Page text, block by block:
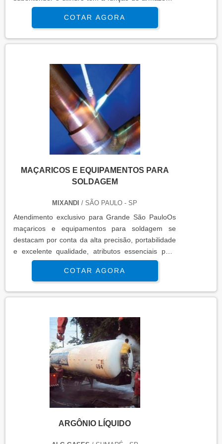
as misturas de gases de forma segura para que
seja realizada a aplicação dos gases de forma
efetiva no momento da solda. Detalhes importantes
do material A mistura armazenada no cilindro de
armazena a mistura de dois g....
COTAR AGORA
MAÇARICOS E EQUIPAMENTOS PARA
SOLDAGEM
MIXANDI / SÃO PAULO - SP
Atendimento exclusivo para Grande São PauloOs
maçaricos e equipamentos para soldagem se
destacam por conta da alta precisão, portabilidade
e excelente qualidade, atributos essenciais para
várias indústrias. A ferramenta é configurada com
um tubo, que serve para destinar, por meio da
pressão, chamas sobre determinados objetos.o
produto garante muitas aplicaçõesSendo assim, é
soldagem, culinária, artesanato, acender lareiras,
reparos em geral, uso em laboratório, para laquear,
entre outros. Além disso, o produto ainda possui
mais utilidades, podendo ser utilizado para soldar e
derreter soldas de: Ouro;Estanho;Tubos de
vidro;Ligas de plástico;Alumínio.O produto é feito
de plástico, alumínio, liga de zinco e cromo com
capacidade de 800 a 1300 graus e controle manual
ser extremamente seguro para ser transportado. E
COTAR AGORA
ARGÔNIO LÍQUIDO